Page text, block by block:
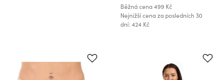
Běžná cena499 Kč
Nejnižší cena za posledních 30
dní: 424 Kč